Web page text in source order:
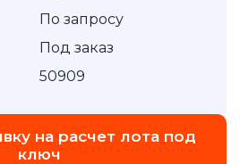
По запросу
Под заказ
50909
на расчет лота под
ключ